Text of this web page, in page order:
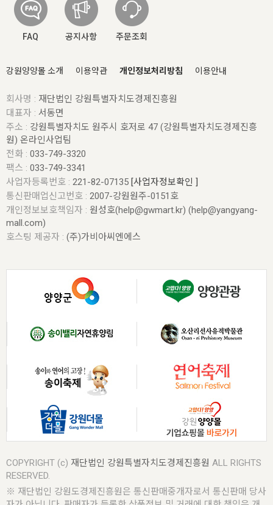
FAQ 공지사항 주문조회
강원양양몰 소개 이용약관 개인정보처리방침 이용안내
회사명 : 재단법인 강원특별자치도경제진흥원
대표자 : 서동면
주소 : 강원특별자치도 원주시 호저로 47 (강원특별자치도경제진흥
원) 온라인사업팀
전화 : 033-749-3320
팩스 : 033-749-3341
사업자등록번호 : 221-82-07135 [사업자정보확인 ]
통신판매업신고번호 : 2007-강원원주-0151호
개인정보보호책임자 : 원성호(help@gwmart.kr) (help@yangyang-
mall.com)
호스팅 제공자 : (주)가비아씨엔에스
COPYRIGHT (c) 재단법인 강원특별자치도경제진흥원 ALL RIGHTS
RESERVED.
※ 재단법인 강원도경제진흥원은 통신판매중개자로서 통신판매 당사